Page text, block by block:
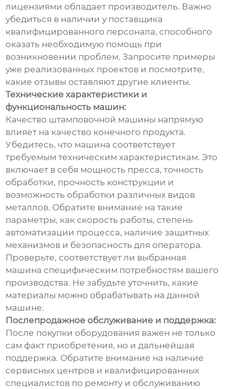
лицензиями обладает производитель. Важно
убедиться в наличии у поставщика
квалифицированного персонала, способного
оказать необходимую помощь при
возникновении проблем. Запросите примеры
уже реализованных проектов и посмотрите,
какие отзывы оставляют другие клиенты.
Технические характеристики и
функциональность машин:
Качество штамповочной машины напрямую
влияет на качество конечного продукта.
Убедитесь, что машина соответствует
требуемым техническим характеристикам. Это
включает в себя мощность пресса, точность
обработки, прочность конструкции и
возможность обработки различных видов
металлов. Обратите внимание на такие
параметры, как скорость работы, степень
автоматизации процесса, наличие защитных
механизмов и безопасность для оператора.
Проверьте, соответствует ли выбранная
машина специфическим потребностям вашего
производства. Не забудьте уточнить, какие
материалы можно обрабатывать на данной
машине.
Послепродажное обслуживание и поддержка:
После покупки оборудования важен не только
сам факт приобретения, но и дальнейшая
поддержка. Обратите внимание на наличие
сервисных центров и квалифицированных
специалистов по ремонту и обслуживанию